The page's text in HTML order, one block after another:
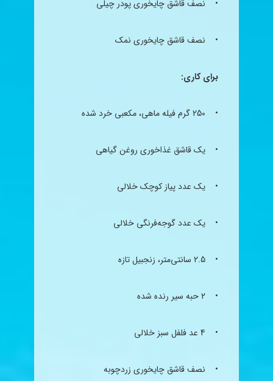
• نصف قاشق چایخوری پودر چیلی
• نصف قاشق چایخوری نمک
برای کاری:
• 250 گرم فیله ماهی، مکعبی خرد شده
• یک قاشق غذاخوری روغن گیاهی
• یک عدد پیاز کوچک خلالی
• یک عدد گوجه‌فرنگی خلالی
• 2.5 سانتی‌متر، زنجبیلتازه
• 2 حبه سیر رنده شده
• 4 عد فلفل سبز خلالی
• نصف قاشق چایخوری زردچوبه